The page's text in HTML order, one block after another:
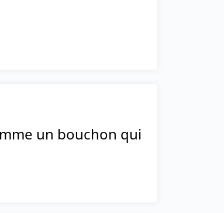
un bouchon qui